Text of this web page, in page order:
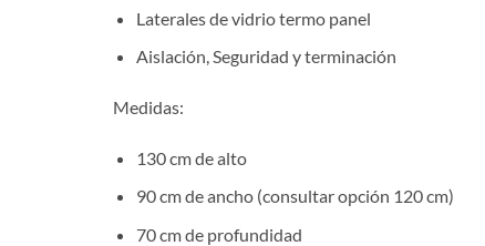
Laterales de vidrio termo panel
Aislación, Seguridad y terminación
Medidas:
130 cm de alto
90 cm de ancho (consultar opción 120 cm)
70 cm de profundidad